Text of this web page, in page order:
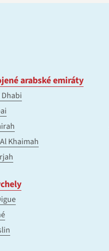
arabské emiráty
Khaimah